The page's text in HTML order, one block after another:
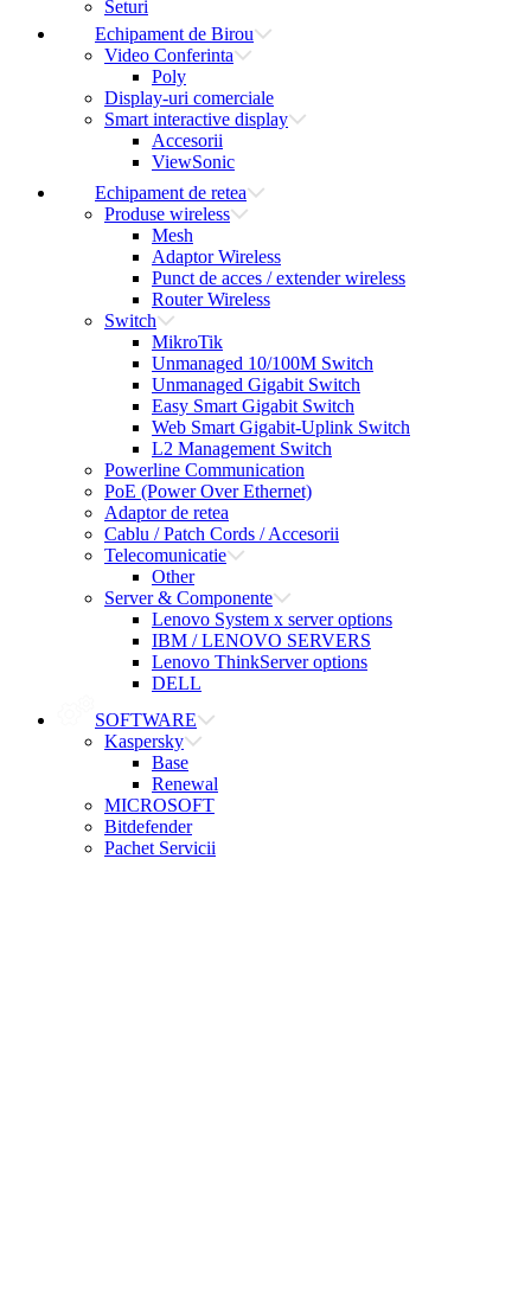
Seturi
Echipament de Birou
Video Conferinta
Poly
Display-uri comerciale
Smart interactive display
Accesorii
ViewSonic
Echipament de retea
Produse wireless
Mesh
Adaptor Wireless
Punct de acces / extender wireless
Router Wireless
Switch
MikroTik
Unmanaged 10/100M Switch
Unmanaged Gigabit Switch
Easy Smart Gigabit Switch
Web Smart Gigabit-Uplink Switch
L2 Management Switch
Powerline Communication
PoE (Power Over Ethernet)
Adaptor de retea
Cablu / Patch Cords / Accesorii
Telecomunicatie
Other
Server & Componente
Lenovo System x server options
IBM / LENOVO SERVERS
Lenovo ThinkServer options
DELL
SOFTWARE
Kaspersky
Base
Renewal
MICROSOFT
Bitdefender
Pachet Servicii